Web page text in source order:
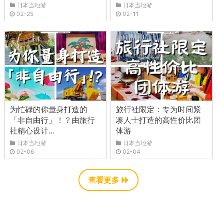
日本当地游
02-25
日本当地游
02-11
为忙碌的你量身打造的
「非自由行」！？由旅行
社精心设计…
日本当地游
02-06
旅行社限定：专为时间紧
凑人士打造的高性价比团
体游
日本当地游
02-04
查看更多